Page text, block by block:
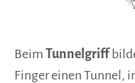
Beim Tunnelgriff
Finger einen Tunnel,